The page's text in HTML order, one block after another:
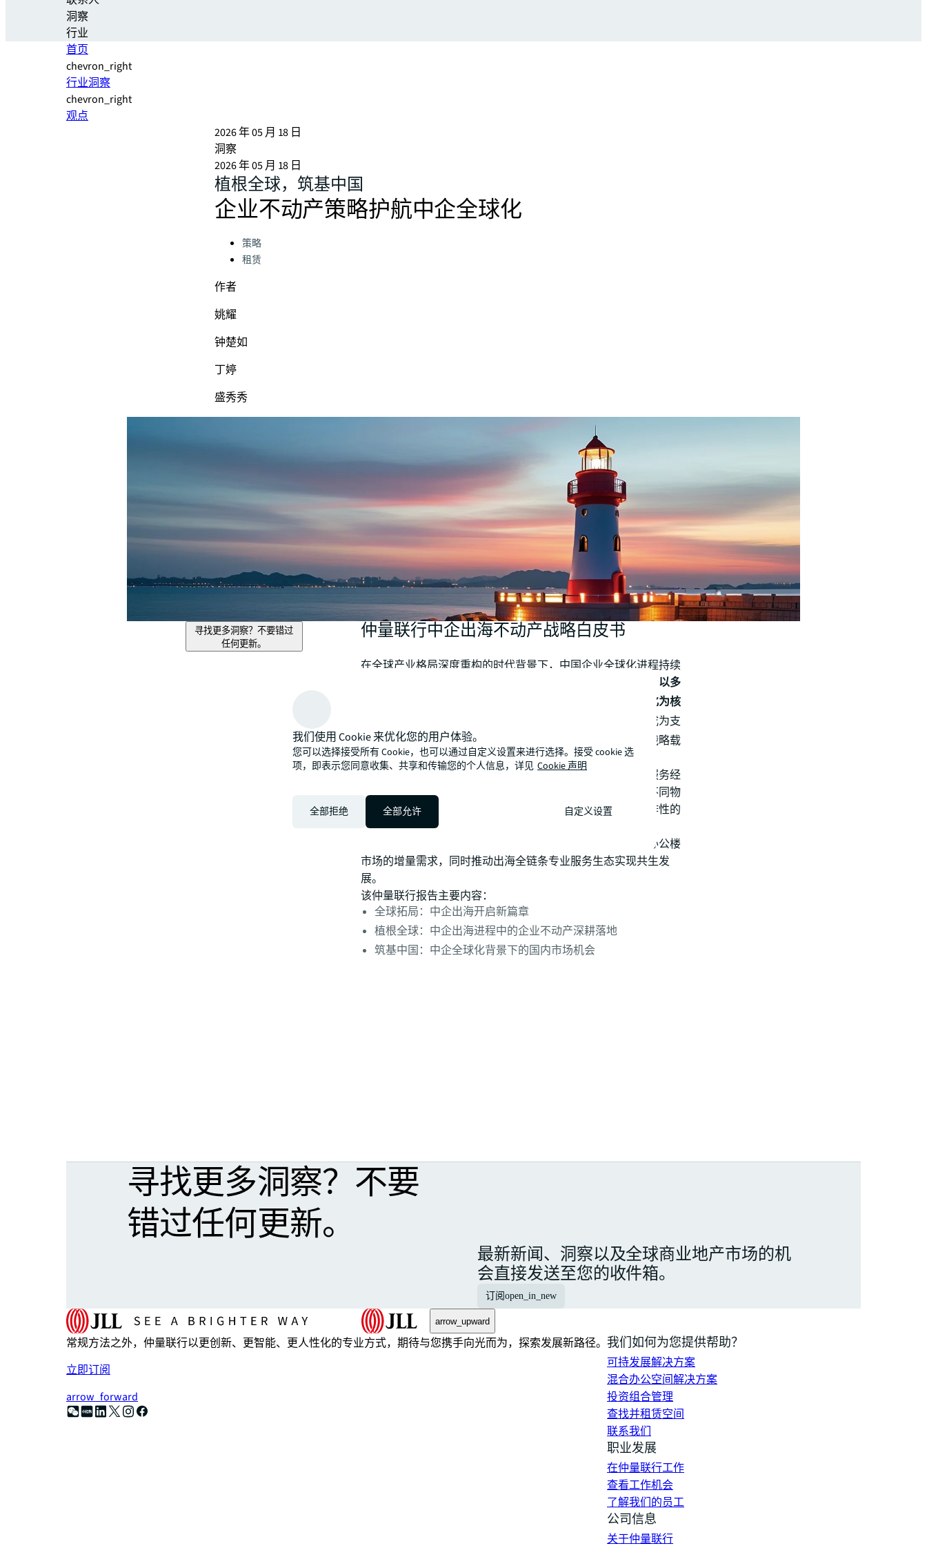
洞察
行业
首页
chevron_right
行业洞察
chevron_right
观点
2026 年 05 月 18 日
洞察
2026 年 05 月 18 日
植根全球，筑基中国
企业不动产策略护航中企全球化
Categories:
策略
租赁
作者
姚耀
钟楚如
丁婷
盛秀秀
寻找更多洞察？不要错过
任何更新。
仲量联行中企出海不动产战略白皮书
在全球产业格局深度重构的时代背景下，中国企业全球化进程持续
以政策升维、价值链跃升为基石，以多
元化主体、全球生态布局、生而全球化为特征，以深度本地化为核
。伴随中国企业全球化走向深耕运营，企业不动产已成为支
撑全球业务落地、链接内外资源、保障长期稳健经营的关键战略载
体，直接影响境外经营效率与全球核心竞争力。
基于此，仲量联行结合问卷调研数据、真实企业实践与丰富服务经
验，系统梳理海外不动产各典型场景的挑战与启示，并针对不同物
业类型提出分阶段针对性策略指引，提出兼具前瞻性与可操作性的
实施路径，并从多维度构建中企出海企业不动产战略体系。
值得注意的是，中企全球化进程激活了重点出海行业的国内办公楼
市场的增量需求，同时推动出海全链条专业服务生态实现共生发
展。
该仲量联行报告主要内容：
全球拓局：中企出海开启新篇章
植根全球：中企出海进程中的企业不动产深耕落地
筑基中国：中企全球化背景下的国内市场机会
寻找更多洞察？不要
错过任何更新。
最新新闻、洞察以及全球商业地产市场的机
会直接发送至您的收件箱。
订阅 open_in_new
arrow_upward
常规方法之外，仲量联行以更创新、更智能、更人性化的专业方式，期待与您携手向光而为，探索发展新路径。
立即订阅
arrow_forward
我们如何为您提供帮助？
可持发展解决方案
混合办公空间解决方案
投资组合管理
查找并租赁空间
联系我们
职业发展
在仲量联行工作
查看工作机会
了解我们的员工
公司信息
关于仲量联行
我们使用 Cookie 来优化您的用户体验。
您可以选择接受所有 Cookie，也可以通过自定义设置来进行选择。接受 cookie 选
项，即表示您同意收集、共享和传输您的个人信息，详见 Cookie 声明
全部拒绝 全部允许 自定义设置